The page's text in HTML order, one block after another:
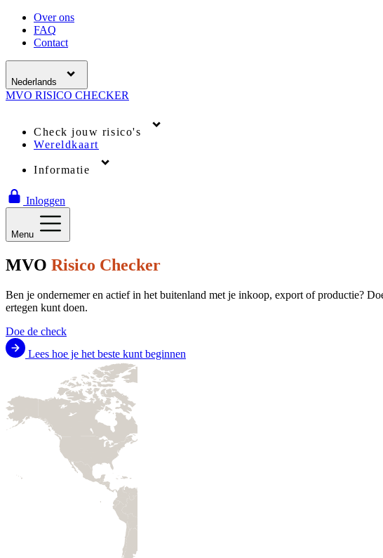
Over ons
FAQ
Contact
Nederlands
MVO RISICO CHECKER
Check jouw risico's
Wereldkaart
Informatie
Inloggen
Menu
MVO Risico Checker
Ben je ondernemer en actief in het buitenland met je inkoop, export of productie?
ertegen kunt doen.
Doe de check
Lees hoe je het beste kunt beginnen